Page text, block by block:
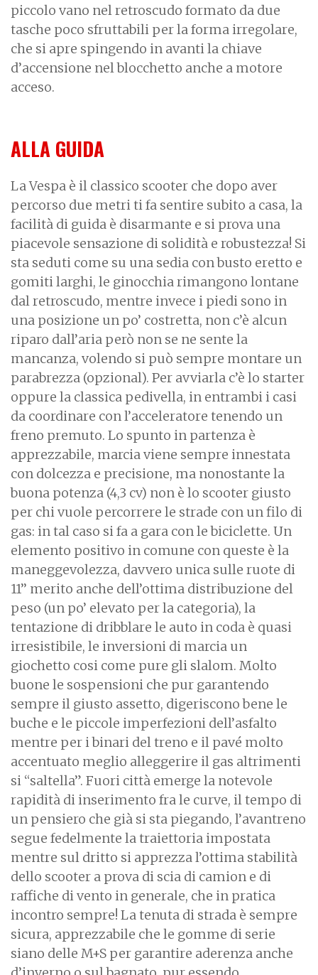
piccolo vano nel retroscudo formato da due
tasche poco sfruttabili per la forma irregolare,
che si apre spingendo in avanti la chiave
d’accensione nel blocchetto anche a motore
acceso.
ALLA GUIDA
La Vespa è il classico scooter che dopo aver
percorso due metri ti fa sentire subito a casa, la
facilità di guida è disarmante e si prova una
piacevole sensazione di solidità e robustezza! Si
sta seduti come su una sedia con busto eretto e
gomiti larghi, le ginocchia rimangono lontane
dal retroscudo, mentre invece i piedi sono in
una posizione un po’ costretta, non c’è alcun
riparo dall’aria però non se ne sente la
mancanza, volendo si può sempre montare un
parabrezza (opzional). Per avviarla c’è lo starter
oppure la classica pedivella, in entrambi i casi
da coordinare con l’acceleratore tenendo un
freno premuto. Lo spunto in partenza è
apprezzabile, marcia viene sempre innestata
con dolcezza e precisione, ma nonostante la
buona potenza (4,3 cv) non è lo scooter giusto
per chi vuole percorrere le strade con un filo di
gas: in tal caso si fa a gara con le biciclette. Un
elemento positivo in comune con queste è la
maneggevolezza, davvero unica sulle ruote di
11’’ merito anche dell’ottima distribuzione del
peso (un po’ elevato per la categoria), la
tentazione di dribblare le auto in coda è quasi
irresistibile, le inversioni di marcia un
giochetto cosi come pure gli slalom. Molto
buone le sospensioni che pur garantendo
sempre il giusto assetto, digeriscono bene le
buche e le piccole imperfezioni dell’asfalto
mentre per i binari del treno e il pavé molto
accentuato meglio alleggerire il gas altrimenti
si “saltella”. Fuori città emerge la notevole
rapidità di inserimento fra le curve, il tempo di
un pensiero che già si sta piegando, l’avantreno
segue fedelmente la traiettoria impostata
mentre sul dritto si apprezza l’ottima stabilità
dello scooter a prova di scia di camion e di
raffiche di vento in generale, che in pratica
incontro sempre! La tenuta di strada è sempre
sicura, apprezzabile che le gomme di serie
siano delle M+S per garantire aderenza anche